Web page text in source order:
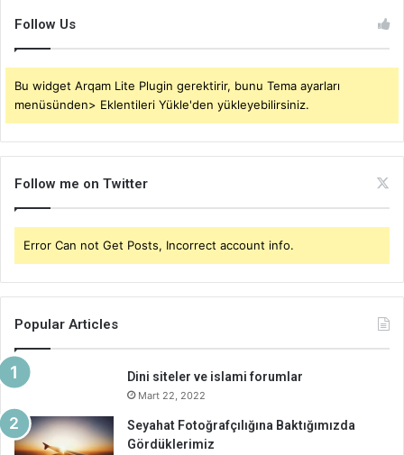
Follow Us
Bu widget Arqam Lite Plugin gerektirir, bunu Tema ayarları
menüsünden> Eklentileri Yükle'den yükleyebilirsiniz.
Follow me on Twitter
Error Can not Get Posts, Incorrect account info.
Popular Articles
Dini siteler ve islami forumlar
Mart 22, 2022
Seyahat Fotoğrafçılığına Baktığımızda
Gördüklerimiz